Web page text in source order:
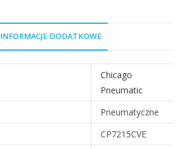
INFORMACJE DODATKOWE
Chicago
Pneumatic
Pneumatyczne
CP7215CVE